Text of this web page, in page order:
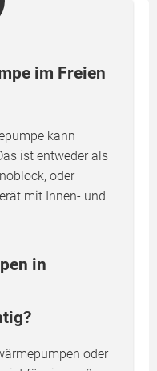
im Freien
kann
ist entweder als
oder
mit Innen- und
in
oder